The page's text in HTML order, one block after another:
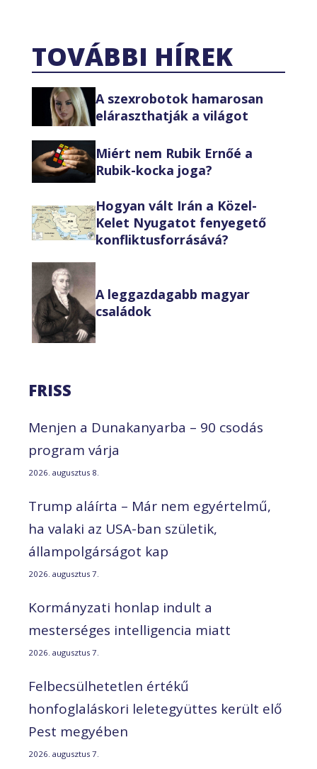
TOVÁBBI HÍREK
A szexrobotok hamarosan
eláraszthatják a világot
Miért nem Rubik Ernőé a
Rubik-kocka joga?
Hogyan vált Irán a Közel-
Kelet Nyugatot fenyegető
konfliktusforrásává?
A leggazdagabb magyar
családok
FRISS
Menjen a Dunakanyarba – 90 csodás
program várja
2026. augusztus 8.
Trump aláírta – Már nem egyértelmű,
ha valaki az USA-ban születik,
állampolgárságot kap
2026. augusztus 7.
Kormányzati honlap indult a
mesterséges intelligencia miatt
2026. augusztus 7.
Felbecsülhetetlen értékű
honfoglaláskori leletegyüttes került elő
Pest megyében
2026. augusztus 7.